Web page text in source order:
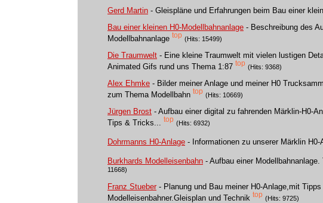
Gerd Martin - Gleispläne und Erfahrungen beim Bau einer
Bau einer kleinen H0-Modellbahnanlage - Beschreibung des
Modellbahnanlage top (Hits: 15499)
Die Traumwelt - Eine kleine Traumwelt mit vielen lustigen
Animated Gifs rund uns Thema 1:87 top (Hits: 9368)
Alex Ehmke - Bilder meiner Anlage und meiner H0
zum Thema Modellbahn top (Hits: 10669)
Jürgen Brost - Aufbau einer digital zu fahrenden Märklin-H0-
Tips & Tricks...
top (Hits: 6932)
Dohrmanns H0-Anlage - Informationen zu unserer Märklin H0-
Burkhards Modelleisenbahn - Aufbau einer Modellbahnanlage.
11668)
Franz Stueber - Planung und Bau meiner H0-Anlage,mit
Modelleisenbahner.Gleisplan und Technik top (Hits: 9725)